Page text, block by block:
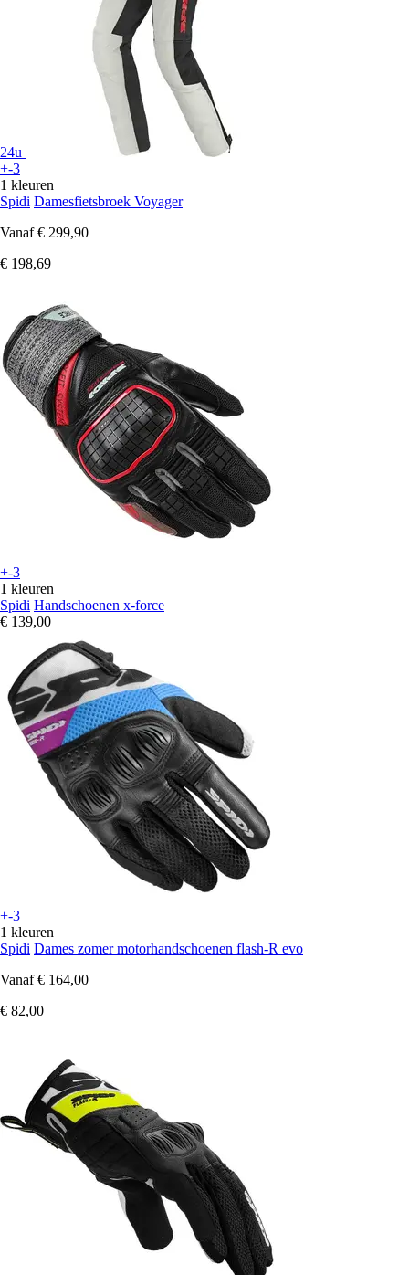
24u
+-3
1 kleuren
Spidi Damesfietsbroek Voyager
Vanaf € 299,90
€ 198,69
+-3
1 kleuren
Spidi Handschoenen x-force
€ 139,00
+-3
1 kleuren
Spidi Dames zomer motorhandschoenen flash-R evo
Vanaf € 164,00
€ 82,00